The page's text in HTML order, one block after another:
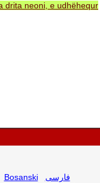
drita neoni, e udhëhequr
Bosanski
فارسی